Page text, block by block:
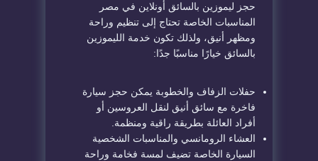
حجز ليموزين بالسائق أونلاين في مصر
المناسبات الخاصة تحتاج إلى تنظيم وراحة
ومظهر أنيق، ولذلك تكون خدمة الليموزين
بالسائق خيارًا مناسبًا جدًا:
حفلات الزفاف والخطوبة يمكن حجز سيارة
فاخرة مع سائق أنيق لنقل العروسين أو
أفراد العائلة بطريقة راقية ومنظمة.
العشاء الرومانسي والمناسبات الشخصية
السيارة الخاصة تضيف لمسة فخامة وراحة